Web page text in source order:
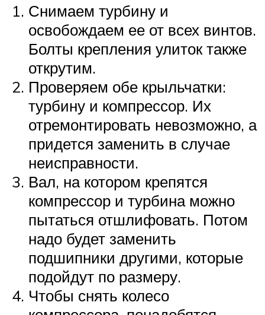
Снимаем турбину и
освобождаем ее от всех винтов.
Болты крепления улиток также
открутим.
Проверяем обе крыльчатки:
турбину и компрессор. Их
отремонтировать невозможно, а
придется заменить в случае
неисправности.
Вал, на котором крепятся
компрессор и турбина можно
пытаться отшлифовать. Потом
надо будет заменить
подшипники другими, которые
подойдут по размеру.
Чтобы снять колесо